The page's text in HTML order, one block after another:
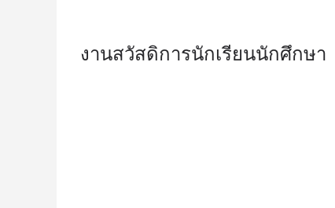
งานสวัสดิการนักเรียนนักศึกษา